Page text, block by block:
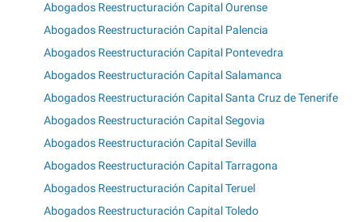
Abogados Reestructuración Capital Ourense
Abogados Reestructuración Capital Palencia
Abogados Reestructuración Capital Pontevedra
Abogados Reestructuración Capital Salamanca
Abogados Reestructuración Capital Santa Cruz de Tenerife
Abogados Reestructuración Capital Segovia
Abogados Reestructuración Capital Sevilla
Abogados Reestructuración Capital Tarragona
Abogados Reestructuración Capital Teruel
Abogados Reestructuración Capital Toledo